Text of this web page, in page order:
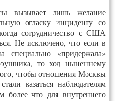
вызывает лишь желание
огласку инциденту со
сотрудничество с США
Не исключено, что если в
специально «придержала»
то ход нынешнему
чтобы отношения Москвы
казаться наблюдателям
более что для внутреннего